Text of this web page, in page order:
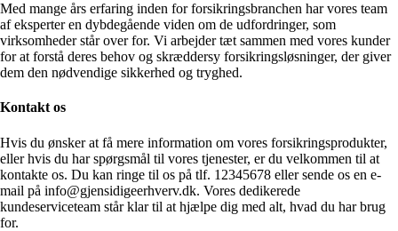
Med mange års erfaring inden for forsikringsbranchen har vores team
af eksperter en dybdegående viden om de udfordringer, som
virksomheder står over for. Vi arbejder tæt sammen med vores kunder
for at forstå deres behov og skræddersy forsikringsløsninger, der giver
dem den nødvendige sikkerhed og tryghed.
Kontakt os
Hvis du ønsker at få mere information om vores forsikringsprodukter,
eller hvis du har spørgsmål til vores tjenester, er du velkommen til at
kontakte os. Du kan ringe til os på tlf. 12345678 eller sende os en e-
mail på info@gjensidigeerhverv.dk. Vores dedikerede
kundeserviceteam står klar til at hjælpe dig med alt, hvad du har brug
for.